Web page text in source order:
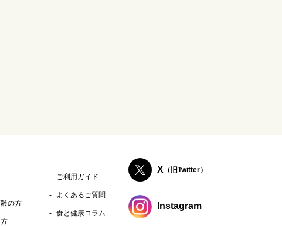
の方
ご利用ガイド
よくあるご質問
食と健康コラム
X （旧Twitter）
Instagram